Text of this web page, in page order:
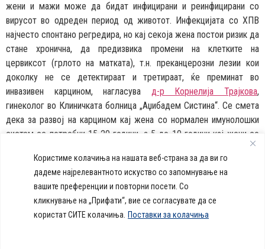
Користиме колачиња на нашата веб-страна за да ви го
дадеме најрелевантното искуство со запомнување на
вашите преференции и повторни посети. Со
кликнување на „Прифати“, вие се согласувате да се
користат СИТЕ колачиња. Поставки за колачиња
жени и мажи може да бидат инфицирани и реинфицирани со
вирусот во одреден период од животот. Инфекцијата со ХПВ
најчесто спонтано регредира, но кај секо­ја жена постои ризик да
стане хронична, да предизвика промени на клетките на
цервиксот (грлото на матката), т.н. преканцерозни лезии кои
доколку не се детектираат и третираат, ќе преминат во
инвазивен карцином, нагласува д-р Корнелија Трајкова,
гинеколог во Клиничката болница „Аџибадем Систина“. Се смета
дека за развој на карцином кај жена со нормален имунолошки
систем се потребни 15-20 години, а 5 до 10 години кај жени со
намален имунолош­ки систем, како на пример нетретирана ХИВ-
инфекција.
Daily Dose Of Health -
callcenter@acibademsistina.mk
+ 389 2 30 99 500